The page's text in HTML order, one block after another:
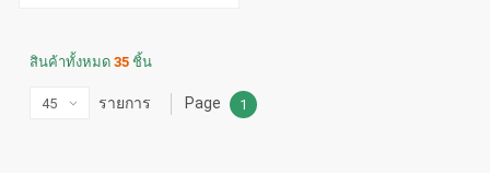
สินค้าทั้งหมด35 ชิ้น
รายการ Page 1